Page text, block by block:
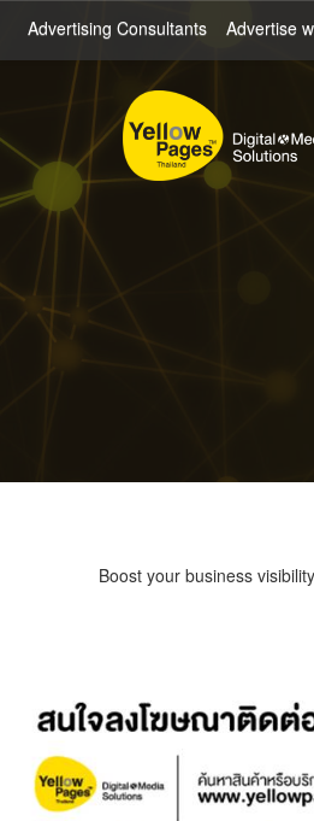
Advertising Consultants Advertise
Boost your business